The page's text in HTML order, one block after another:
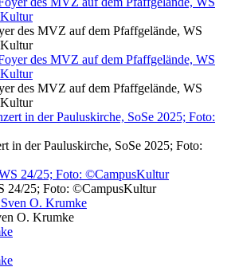
des MVZ auf dem Pfaffgelände, WS
des MVZ auf dem Pfaffgelände, WS
in der Pauluskirche, SoSe 2025; Foto:
24/25; Foto: ©CampusKultur
O. Krumke